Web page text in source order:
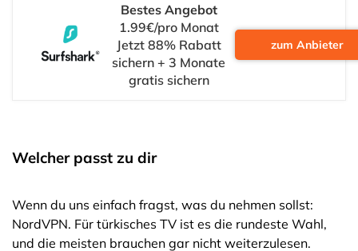
Bestes Angebot
1.99€/pro Monat
Jetzt 88% Rabatt
sichern + 3 Monate
gratis sichern
zum Anbieter
Welcher passt zu dir
Wenn du uns einfach fragst, was du nehmen sollst:
NordVPN. Für türkisches TV ist es die rundeste Wahl,
und die meisten brauchen gar nicht weiterzulesen.